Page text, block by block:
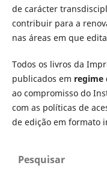
de carácter
contribuir para a
nas áreas em que
Todos os livros da
publicados em regime
ao compromisso do
com as políticas de
de edição em formato
Pesquisar